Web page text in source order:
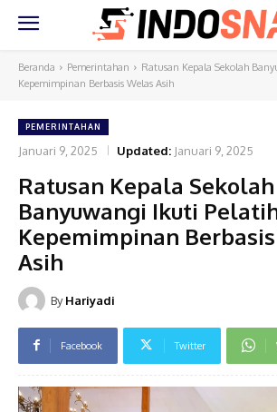
Beranda Pemerintahan
Ratusan Kepala Sekolah
Kepemimpinan Berbasis Welas Asih
PEMERINTAHAN
Januari 9, 2025 Updated: Januari 9, 2025
Ratusan Kepala Sekolah
Banyuwangi Ikuti
Kepemimpinan
Asih
By Hariyadi
Facebook Twitter